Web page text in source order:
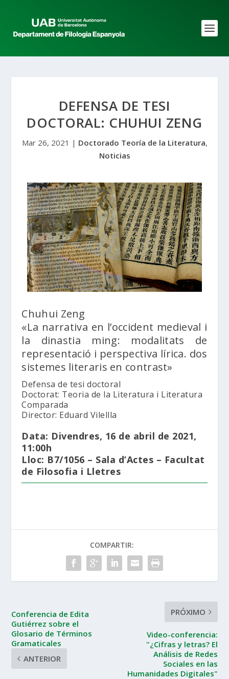
DEFENSA DE TESI
DOCTORAL: CHUHUI ZENG
Mar 26, 2021 | Doctorado Teoría de la Literatura,
Noticias
Chuhui Zeng
«La narrativa en l’occident medieval i
la dinastia ming: modalitats de
representació i perspectiva lírica. dos
sistemes literaris en contrast»
Defensa de tesi doctoral
Doctorat: Teoria de la Literatura i Literatura
Comparada
Director: Eduard Vilellla
Data: Divendres, 16 de abril de 2021,
11:00h
Lloc: B7/1056 – Sala d’Actes – Facultat
de Filosofia i Lletres
COMPARTIR:
Conferencia de Edita
Gutiérrez sobre el
Glosario de Términos
Gramaticales
ANTERIOR
PRÓXIMO
Video-conferencia:
"¿Cifras y letras? El
Análisis de Redes
Sociales en las
Humanidades Digitales"